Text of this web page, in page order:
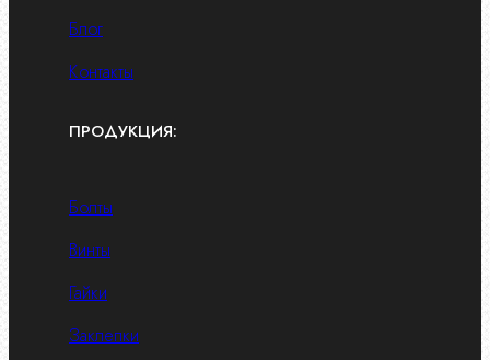
Блог
Контакты
ПРОДУКЦИЯ:
Болты
Винты
Гайки
Заклепки